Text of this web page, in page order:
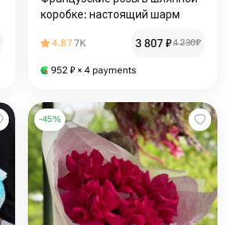
коробке: настоящий шарм
4.877K 3 807₽4 230₽
952 ₽ × 4 payments
-45%